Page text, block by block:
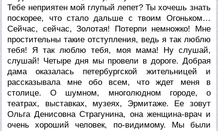
Тебе неприятен мой глупый лепет? Ты хочешь знать
поскорее, что стало дальше с твоим Огоньком…
Сейчас, сейчас, Золотая! Потерпи немножко! Мне
простительны такие отступления, ведь я так люблю
тебя! Я так люблю тебя, моя мама! Ну слушай,
слушай! Четыре дня мы провели в дороге. Добрая
дама оказалась петербургской жительницей и
рассказывала мне обо всем, что ждет меня в
столице. О шумном, многолюдном городе, о
театрах, выставках, музеях, Эрмитаже. Ее зовут
Ольга Денисовна Страгунина, она женщина-врач и
очень хороший человек, по-видимому. Мы были